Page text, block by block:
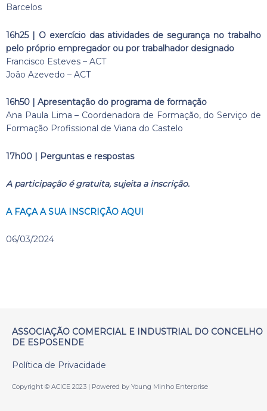
Barcelos
16h25 | O exercício das atividades de segurança no trabalho
pelo próprio empregador ou por trabalhador designado
Francisco Esteves – ACT
João Azevedo – ACT
16h50 | Apresentação do programa de formação
Ana Paula Lima – Coordenadora de Formação, do Serviço de
Formação Profissional de Viana do Castelo
17h00 | Perguntas e respostas
A participação é gratuita, sujeita a inscrição.
A FAÇA A SUA INSCRIÇÃO AQUI
06/03/2024
ASSOCIAÇÃO COMERCIAL E INDUSTRIAL DO CONCELHO
DE ESPOSENDE
Política de Privacidade
Copyright © ACICE 2023 | Powered by Young Minho Enterprise